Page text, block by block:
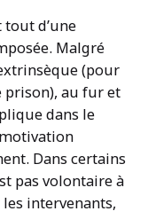
d’une
Malgré
(pour
prison), au fur et
dans le
Dans certains
pas volontaire à
intervenants,